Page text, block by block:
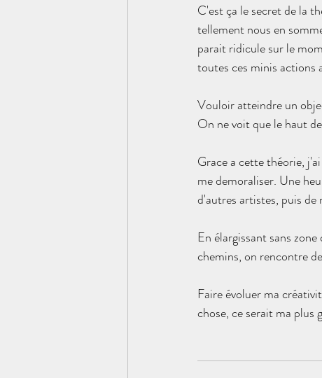
C'est ça le secret de la
tellement nous en
parait ridicule sur le
toutes ces minis actions
Vouloir atteindre un
On ne voit que le haut
Grace a cette théorie,
me demoraliser. Une
d'autres artistes, puis
En élargissant sans
chemins, on rencontre
Faire évoluer ma
chose, ce serait ma plus